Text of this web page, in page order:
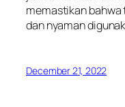
memastikan
dan nyaman
December 21, 2022